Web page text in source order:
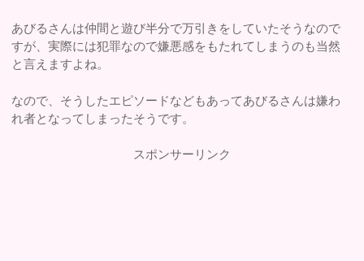
あびるさんは仲間と遊び半分で万引きをしていたそうなので
すが、実際には犯罪なので嫌悪感をもたれてしまうのも当然
と言えますよね。
なので、そうしたエピソードなどもあってあびるさんは嫌わ
れ者となってしまったそうです。
スポンサーリンク